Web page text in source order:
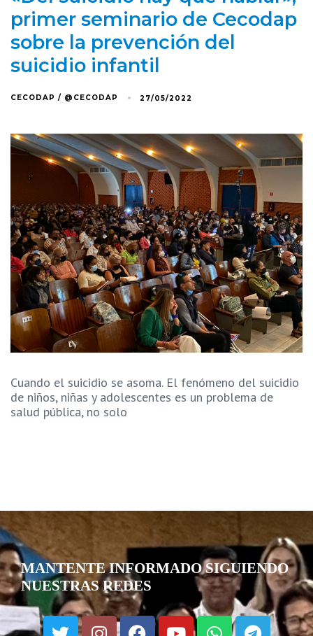
primer seminario de Cecodap
sobre la prevención del
suicidio infantil
CECODAP / @CECODAP 27/05/2022
Cuando el suicidio se asoma. El fenómeno del suicidio
de niños, niñas y adolescentes es un problema de
salud pública, no solo
MANTENTE INFORMADO SIGUIENDO
NUESTRAS REDES